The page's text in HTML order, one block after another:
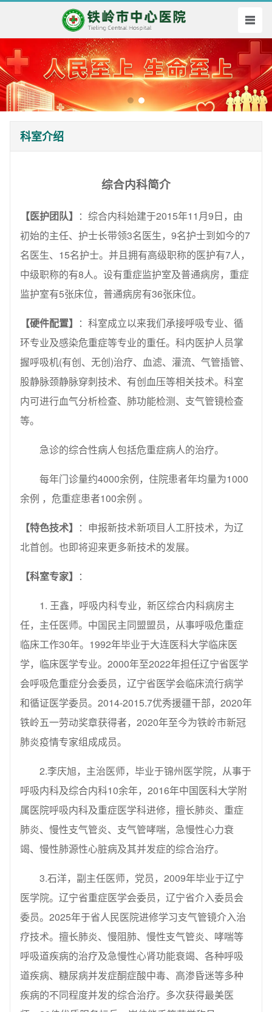
科室介绍
综合内科简介
【医护团队】 ：综合内科始建于2015年11月9日，由
初始的主任、护士长带领3名医生，9名护士到如今的7
名医生、15名护士。并且拥有高级职称的医护有7人，
中级职称的有8人。设有重症监护室及普通病房，重症
监护室有5张床位，普通病房有36张床位。
【硬件配置】 ：科室成立以来我们承接呼吸专业、循
环专业及感染危重症等专业的重任。科内医护人员掌
握呼吸机(有创、无创)治疗、血滤、灌流、气管插管、
股静脉颈静脉穿刺技术、有创血压等相关技术。科室
内可进行血气分析检查、肺功能检测、支气管镜检查
等。
急诊的综合性病人包括危重症病人的治疗。
每年门诊量约4000余例，住院患者年均量为1000
余例 ，危重症患者100余例 。
【特色技术】 ：申报新技术新项目人工肝技术，为辽
北首创。也即将迎来更多新技术的发展。
【科室专家】 ：
1. 王鑫，呼吸内科专业，新区综合内科病房主
任，主任医师。中国民主同盟盟员，从事呼吸危重症
临床工作30年。1992年毕业于大连医科大学临床医
学，临床医学专业。2000年至2022年担任辽宁省医学
会呼吸危重症分会委员，辽宁省医学会临床流行病学
和循证医学委员。2014-2015.7优秀援疆干部，2020年
铁岭五一劳动奖章获得者，2020年至今为铁岭市新冠
肺炎疫情专家组成成员。
2.李庆旭，主治医师，毕业于锦州医学院，从事于
呼吸内科及综合内科10余年，2016年中国医科大学附
属医院呼吸内科及重症医学科进修，擅长肺炎、重症
肺炎、慢性支气管炎、支气管哮喘，急慢性心力衰
竭、慢性肺源性心脏病及其并发症的综合治疗。
3.石洋，副主任医师，党员，2009年毕业于辽宁
医学院。辽宁省重症医学会委员，辽宁省介入委员会
委员。2025年于省人民医院进修学习支气管镜介入治
疗技术。擅长肺炎、慢阻肺、慢性支气管炎、哮喘等
呼吸道疾病的治疗及急慢性心肾功能衰竭、各种呼吸
道疾病、糖尿病并发症酮症酸中毒、高渗昏迷等多种
疾病的不同程度并发的综合治疗。多次获得最美医